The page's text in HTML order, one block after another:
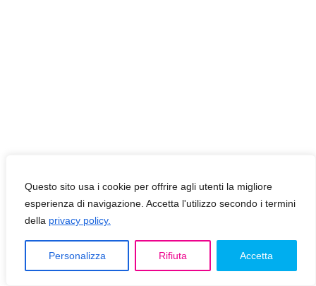
Questo sito usa i cookie per offrire agli utenti la migliore
esperienza di navigazione. Accetta l'utilizzo secondo i termini
della privacy policy.
Personalizza Rifiuta Accetta